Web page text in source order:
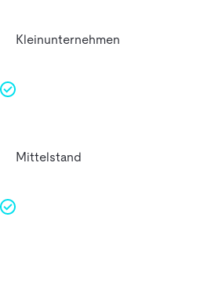
Kleinunternehmen
Mittelstand